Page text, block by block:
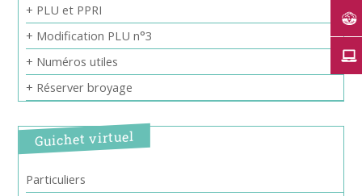
+ PLU et PPRI
+ Modification PLU n°3
+ Numéros utiles
+ Réserver broyage
Guichet virtuel
Particuliers